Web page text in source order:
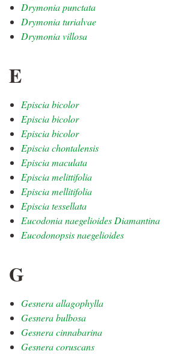
Drymonia punctata
Drymonia turialvae
Drymonia villosa
E
Episcia bicolor
Episcia bicolor
Episcia bicolor
Episcia chontalensis
Episcia maculata
Episcia melittifolia
Episcia mellitifolia
Episcia tessellata
Eucodonia naegelioides Diamantina
Eucodonopsis naegelioides
G
Gesnera allagophylla
Gesnera bulbosa
Gesnera cinnabarina
Gesnera coruscans